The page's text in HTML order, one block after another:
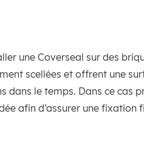
une Coverseal sur des
scellées et offrent une
le temps. Dans ce cas
afin d’assurer une fixation